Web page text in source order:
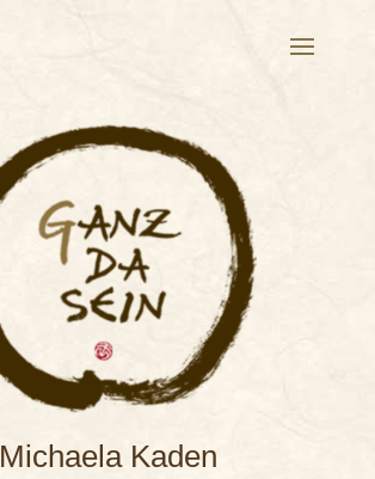
Michaela Kaden